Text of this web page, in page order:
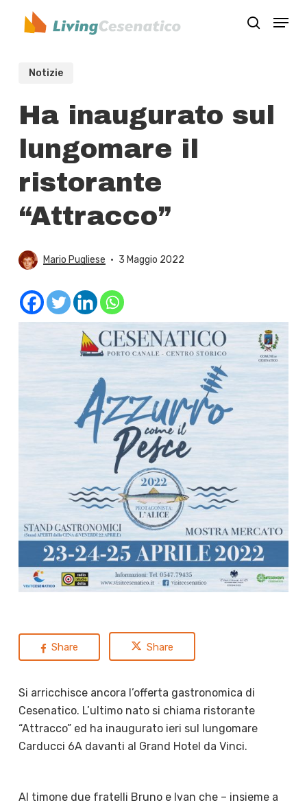
search
Menu
Notizie
Ha inaugurato sul
lungomare il
ristorante
“Attracco”
Mario Pugliese 3 Maggio 2022
Share Share
Si arricchisce ancora l’offerta gastronomica di
Cesenatico. L’ultimo nato si chiama ristorante
“Attracco” ed ha inaugurato ieri sul lungomare
Carducci 6A davanti al Grand Hotel da Vinci.
Al timone due fratelli Bruno e Ivan che – insieme a